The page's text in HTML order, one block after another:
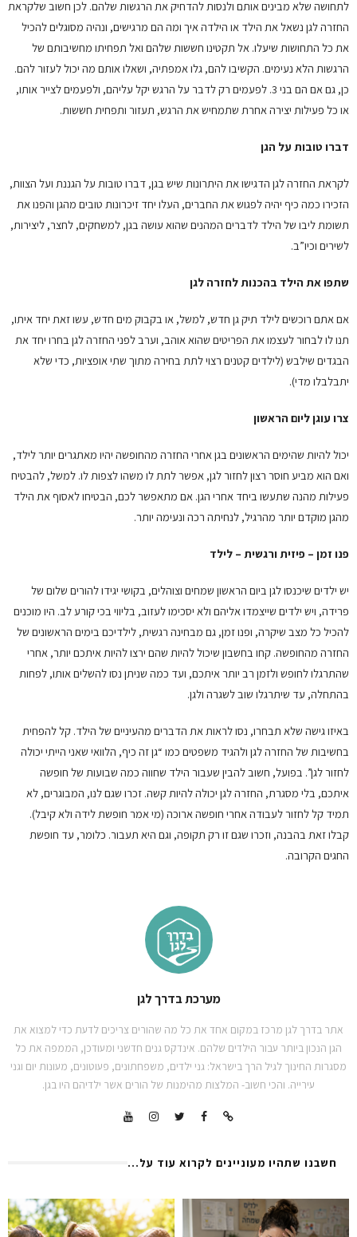
לתחושה שלא מבינים אותם ולנסות להדחיק את הרגשות שלהם. לכן חשוב שלקראת
החזרה לגן נשאל את הילד או הילדה איך ומה הם מרגישים, ונהיה מסוגלים להכיל
את כל התחושות שיעלו. אל תקטינו חששות שלהם ואל תפחיתו מחשיבותם של
הרגשות הלא נעימים. הקשיבו להם, גלו אמפתיה, ושאלו אותם מה יכול לעזור להם.
כן, גם אם הם בני 3. לפעמים רק לדבר על הרגש יקל עליהם, ולפעמים לצייר אותו,
או כל פעילות יצירה אחרת שתמחיש את הרגש, תעזור ותפחית חששות.
דברו טובות על הגן
לקראת החזרה לגן הדגישו את היתרונות שיש בגן, דברו טובות על הגננת ועל הצוות,
הזכירו כמה כיף יהיה לפגוש את החברים, העלו יחד זיכרונות טובים מהגן והפנו את
תשומת ליבו של הילד לדברים המהנים שהוא עושה בגן, למשחקים, לחצר, ליצירות,
לשירים וכיו”ב.
שתפו את הילד בהכנות לחזרה לגן
אם אתם רוכשים לילד תיק גן חדש, למשל, או בקבוק מים חדש, עשו זאת יחד איתו,
תנו לו לבחור לעצמו את הפריטים שהוא אוהב, וערב לפני החזרה לגן בחרו יחד את
הבגדים שילבש (לילדים קטנים רצוי לתת בחירה מתוך שתי אופציות, כדי שלא
יתבלבלו מדי).
צרו עוגן ליום הראשון
יכול להיות שהימים הראשונים בגן אחרי החזרה מהחופשה יהיו מאתגרים יותר לילד,
ואם הוא מביע חוסר רצון לחזור לגן, אפשר לתת לו משהו לצפות לו. למשל, להבטיח
פעילות מהנה שתעשו ביחד אחרי הגן. אם מתאפשר לכם, הבטיחו לאסוף את הילד
מהגן מוקדם יותר מהרגיל, לנחיתה רכה ונעימה יותר.
פנו זמן – פיזית ורגשית – לילד
יש ילדים שיכנסו לגן ביום הראשון שמחים וצוהלים, בקושי יגידו להורים שלום של
פרידה, ויש ילדים שייצמדו אליהם ולא יסכימו לעזוב, בליווי בכי קורע לב. היו מוכנים
להכיל כל מצב שיקרה, ופנו זמן, גם מבחינה רגשית, לילדיכם בימים הראשונים של
החזרה מהחופשה. קחו בחשבון שיכול להיות שהם ירצו להיות איתכם יותר, אחרי
שהתרגלו לחופש ולזמן רב יותר איתכם, ועד כמה שניתן נסו להשלים אותו, לפחות
בהתחלה, עד שיתרגלו שוב לשגרה ולגן.
באיזו גישה שלא תבחרו, נסו לראות את הדברים מהעיניים של הילד. קל להפחית
בחשיבות של החזרה לגן ולהגיד משפטים כמו “גן זה כיף, הלוואי שאני הייתי יכולה
לחזור לגן”. בפועל, חשוב להבין שעבור הילד שחווה כמה שבועות של חופשה
איתכם, בלי מסגרת, החזרה לגן יכולה להיות קשה. זכרו שגם לנו, המבוגרים, לא
תמיד קל לחזור לעבודה אחרי חופשה ארוכה (מי אמר חופשת לידה ולא קיבל).
קבלו זאת בהבנה, וזכרו שגם זו רק תקופה, וגם היא תעבור. כלומר, עד חופשת
החגים הקרובה.
מערכת בדרך לגן
אתר בדרך לגן מרכז במקום אחד את כל מה שהורים צריכים לדעת כדי למצוא את
הגן הנכון ביותר עבור הילדים שלהם. אינדקס גנים חדשני ומעודכן, הממפה את כל
מסגרות החינוך לגיל הרך בישראל: גני ילדים, משפחתונים, פעוטונים, מעונות יום וגני
עירייה. והכי חשוב- המלצות מהימנות של הורים אשר ילדיהם היו בגן.
חשבנו שתהיו מעוניינים לקרוא עוד על...